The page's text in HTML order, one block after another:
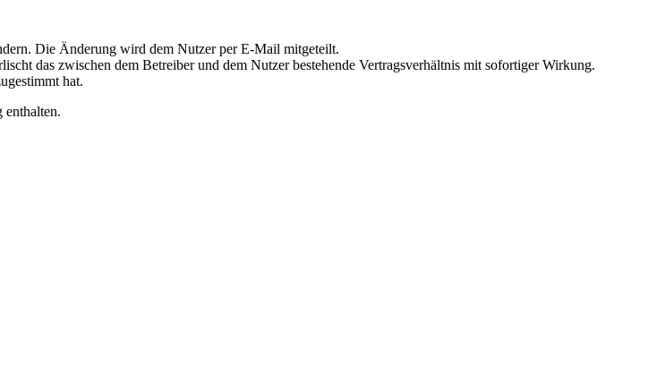
Die Änderung wird dem Nutzer per E-Mail mitgeteilt.
das zwischen dem Betreiber und dem Nutzer bestehende Vertragsverhältnis mit sofortiger Wirkung.
hat.
enthalten.